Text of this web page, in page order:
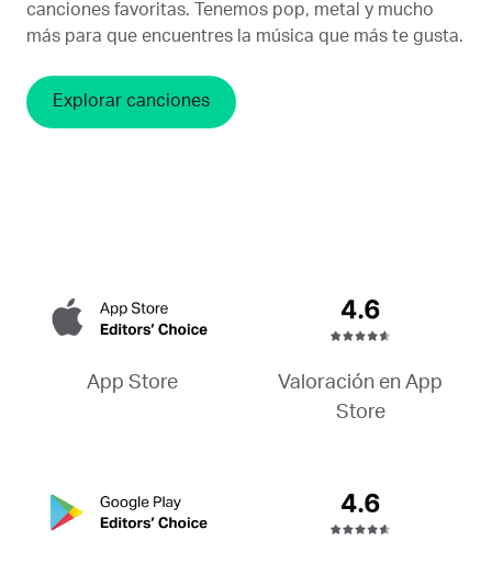
canciones favoritas. Tenemos pop, metal y mucho
más para que encuentres la música que más te gusta.
Explorar canciones
App Store
Valoración en App
Store